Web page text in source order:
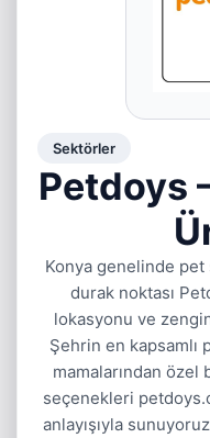
Sektörler
Petdoys
Konya genelinde
durak noktası
lokasyonu ve
Şehrin en kapsamlı
mamalarından özel
seçenekleri
anlayışıyla